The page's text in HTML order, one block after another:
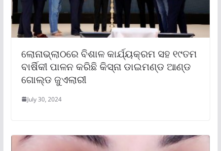
ଲୋନାଭ୍ଲାଠରେ ବିଶାଳ କାର୍ଯ୍ୟକ୍ରମ ସହ ୧୯ତମ
ବାର୍ଷିକୀ ପାଳନ କରିଛି କିସ୍ନା ଡାଇମଣ୍ଡ ଆଣ୍ଡ
ଗୋଲ୍ଡ ଜୁଏଲାରୀ
July 30, 2024